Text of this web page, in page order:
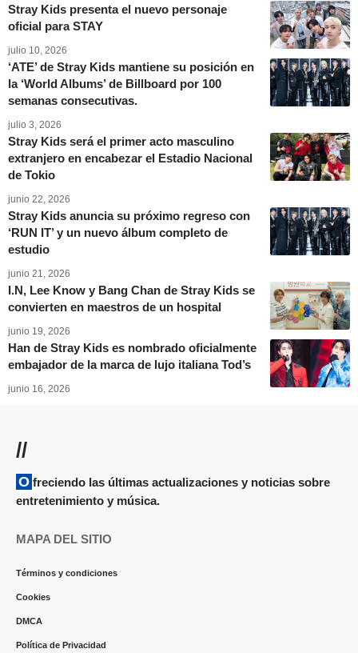
Stray Kids presenta el nuevo personaje
oficial para STAY
julio 10, 2026
‘ATE’ de Stray Kids mantiene su posición en
la ‘World Albums’ de Billboard por 100
semanas consecutivas.
julio 3, 2026
Stray Kids será el primer acto masculino
extranjero en encabezar el Estadio Nacional
de Tokio
junio 22, 2026
Stray Kids anuncia su próximo regreso con
‘RUN IT’ y un nuevo álbum completo de
estudio
junio 21, 2026
I.N, Lee Know y Bang Chan de Stray Kids se
convierten en maestros de un hospital
junio 19, 2026
Han de Stray Kids es nombrado oficialmente
embajador de la marca de lujo italiana Tod’s
junio 16, 2026
//
Ofreciendo las últimas actualizaciones y noticias sobre
entretenimiento y música.
MAPA DEL SITIO
Términos y condiciones
Cookies
DMCA
Política de Privacidad